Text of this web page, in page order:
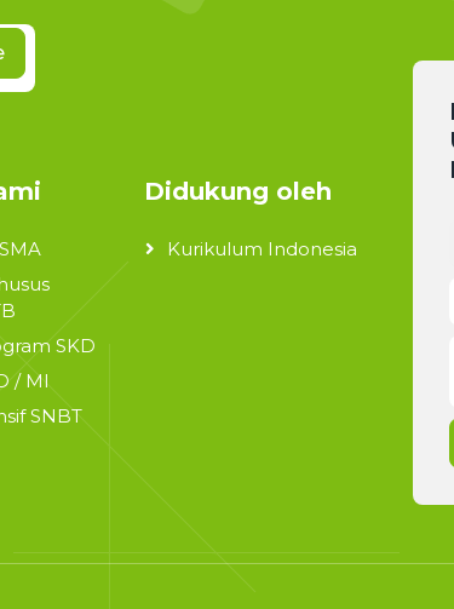
SKD
/ MI
SNBT
Didukung oleh
Kurikulum Indonesia